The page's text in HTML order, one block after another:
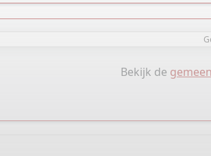
Bekijk de